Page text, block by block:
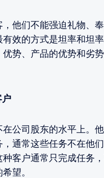
，他们不能强迫礼物、
效的方式是坦率和坦
势、产品的优势和劣
户
公司股东的水平上。
通常这些任务不在他
客户通常只完成任务
望。